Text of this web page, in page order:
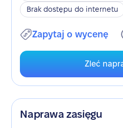
Brak dostępu do internetu
Zapytaj o wycenę
Zleć
Naprawa zasięgu